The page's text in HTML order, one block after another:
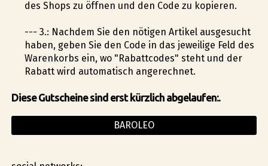
des Shops zu öffnen und den Code zu kopieren.
--- 3.: Nachdem Sie den nötigen Artikel ausgesucht
haben, geben Sie den Code in das jeweilige Feld des
Warenkorbs ein, wo "Rabattcodes" steht und der
Rabatt wird automatisch angerechnet.
Diese Gutscheine sind erst kürzlich abgelaufen:.
BAROLEO